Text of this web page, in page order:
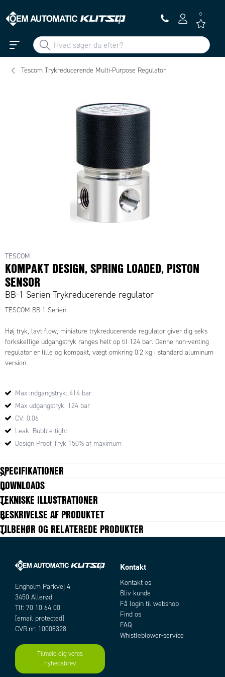
0
Tescom Trykreducerende Multi-Purpose Regulator
TESCOM
KOMPAKT DESIGN, SPRING LOADED, PISTON
SENSOR
BB-1 Serien Trykreducerende regulator
TESCOM BB-1 Serien
Høj tryk, lavt flow, miniature trykreducerende regulator giver dig seks
forkskellige udgangstryk ranges helt op til 124 bar. Denne non-venting
regulator er lille og kompakt, vægt omkring 0.2 kg i standard aluminum
version.
Portable equipment
OEM equipment
Fordele
Durable piston-sensor design
Flere forskellige justerbar udgangstryk
Minimal soft goods
Non-venting
Tilgængelige i two-stage og cartridge versioner
Tilgængelig i AISI 316 rustfri stål konstruktion
Max indgangstryk: 414 bar
Max udgangstryk: 124 bar
CV: 0.06
Leak: Bubble-tight
Design Proof Tryk 150% af maximum
SPECIFIKATIONER
DOWNLOADS
TEKNISKE ILLUSTRATIONER
BESKRIVELSE AF PRODUKTET
TILBEHØR OG RELATEREDE PRODUKTER
Engholm Parkvej 4
3450 Allerød
Tlf: 70 10 64 00
[email protected]
CVR.nr: 10008328
Tilmeld dig vores
nyhedsbrev
Kontakt
Kontakt os
Bliv kunde
Få login til webshop
Find os
FAQ
Whistleblower-service